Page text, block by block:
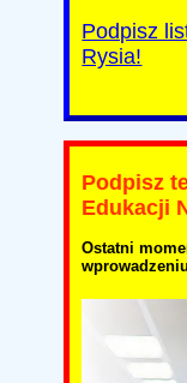
Podpisz
Rysia!
Podpisz
Edukacji
Ostatni